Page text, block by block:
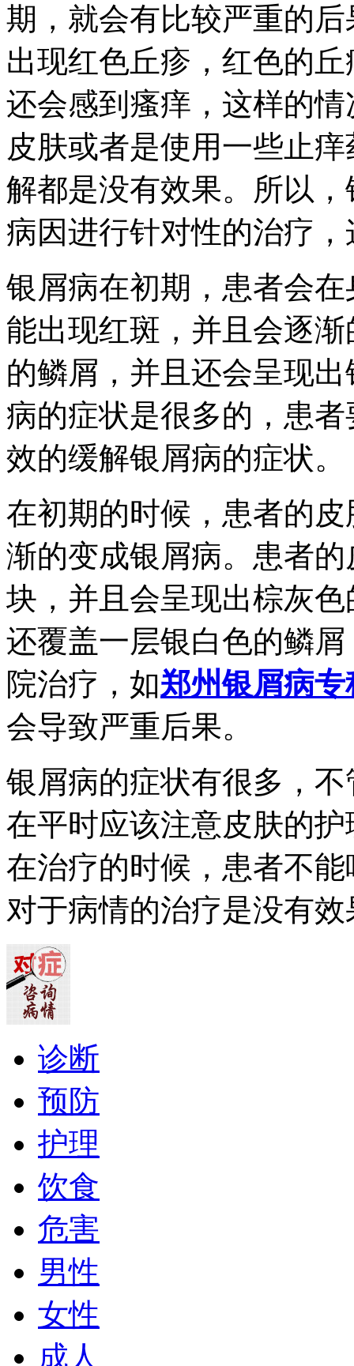
期，就会有比较严重的
出现红色丘疹，红色的
还会感到瘙痒，这样的
皮肤或者是使用一些止
解都是没有效果。所以
病因进行针对性的治疗
银屑病在初期，患者会
能出现红斑，并且会逐
的鳞屑，并且还会呈现
病的症状是很多的，患
效的缓解银屑病的症状。
在初期的时候，患者的
渐的变成银屑病。患者
块，并且会呈现出棕灰
还覆盖一层银白色的鳞
院治疗，如郑州银屑病专
会导致严重后果。
银屑病的症状有很多，
在平时应该注意皮肤的
在治疗的时候，患者不
对于病情的治疗是没有
诊断
预防
护理
饮食
危害
男性
女性
成人